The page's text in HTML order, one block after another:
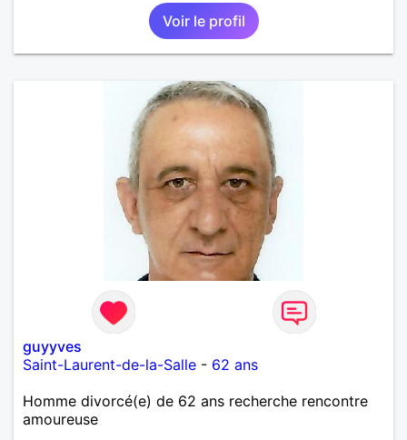
Voir le profil
guyyves
Saint-Laurent-de-la-Salle - 62 ans
Homme divorcé(e) de 62 ans recherche rencontre
amoureuse